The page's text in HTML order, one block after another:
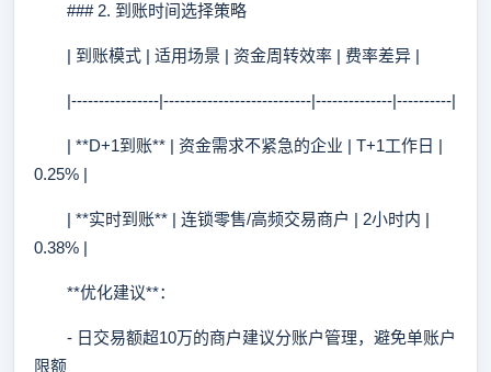
### 2. 到账时间选择策略
| 到账模式 | 适用场景 | 资金周转效率 | 费率差异 |
|----------------|---------------------------|--------------|----------|
| **D+1到账** | 资金需求不紧急的企业 | T+1工作日 |
0.25% |
| **实时到账** | 连锁零售/高频交易商户 | 2小时内 |
0.38% |
**优化建议**：
- 日交易额超10万的商户建议分账户管理，避免单账户
限额